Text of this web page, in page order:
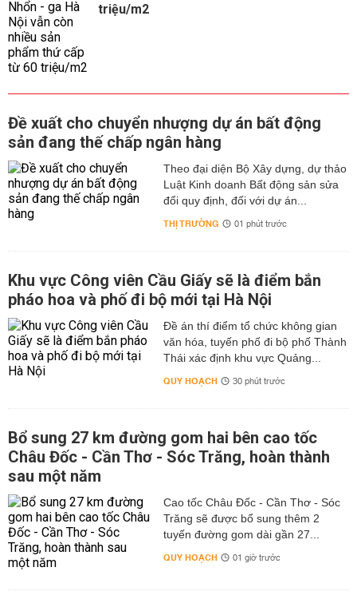
triệu/m2
Đề xuất cho chuyển nhượng dự án bất động
sản đang thế chấp ngân hàng
Theo đại diện Bộ Xây dựng, dự thảo
Luật Kinh doanh Bất động sản sửa
đổi quy định, đối với dự án...
THỊ TRƯỜNG 01 phút trước
Khu vực Công viên Cầu Giấy sẽ là điểm bắn
pháo hoa và phố đi bộ mới tại Hà Nội
Đề án thí điểm tổ chức không gian
văn hóa, tuyến phố đi bộ phố Thành
Thái xác định khu vực Quảng...
QUY HOẠCH 30 phút trước
Bổ sung 27 km đường gom hai bên cao tốc
Châu Đốc - Cần Thơ - Sóc Trăng, hoàn thành
sau một năm
Cao tốc Châu Đốc - Cần Thơ - Sóc
Trăng sẽ được bổ sung thêm 2
tuyến đường gom dài gần 27...
QUY HOẠCH 01 giờ trước